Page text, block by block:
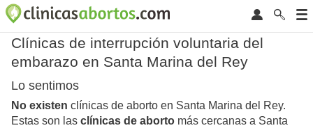
Clínicas de interrupción voluntaria del
embarazo en Santa Marina del Rey
Lo sentimos
No existen clínicas de aborto en Santa Marina del Rey.
Estas son las clínicas de aborto más cercanas a Santa